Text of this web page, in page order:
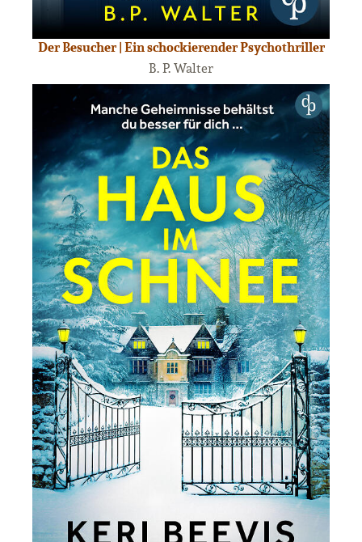
Der Besucher | Ein schockierender Psychothriller
B. P. Walter